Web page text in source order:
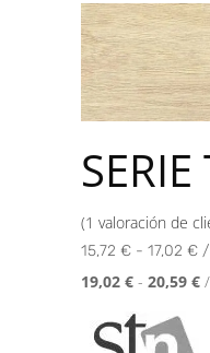
(1 valoración de
15,72 € - 17,02 € /
19,02 € - 20,59 €